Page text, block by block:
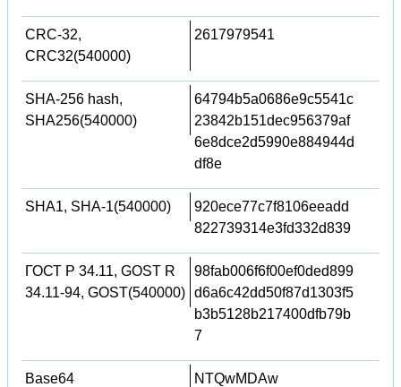
CRC-32,
CRC32(540000)
2617979541
SHA-256 hash,
SHA256(540000)
64794b5a0686e9c5541c
23842b151dec956379af
6e8dce2d5990e884944d
df8e
SHA1, SHA-1(540000)
920ece77c7f8106eeadd
822739314e3fd332d839
ГОСТ Р 34.11, GOST R
34.11-94, GOST(540000)
98fab006f6f00ef0ded899
d6a6c42dd50f87d1303f5
b3b5128b217400dfb79b
7
Base64 NTQwMDAw